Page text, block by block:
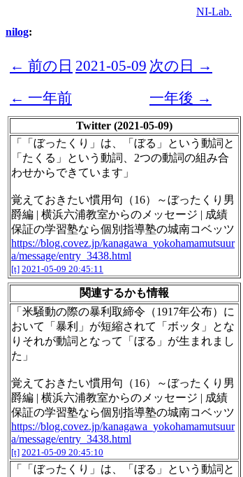
NI-Lab.
nilog:
← 前の日 2021-05-09 次の日 →
← 一年前
一年後 →
Twitter (2021-05-09)
「「ぼったくり」は、「ぼる」という動詞と
「たくる」という動詞、2つの動詞の組み合
わせからできています」
覚えておきたい慣用句（16）～ぼったくり男
爵編 | 横浜六浦教室からのメッセージ | 成績
保証の学習塾なら個別指導塾の城南コベッツ
https://blog.covez.jp/kanagawa_yokohamamutsuur
a/message/entry_3438.html
[t] 2021-05-09 20:45:11
関連するかも情報
「米騒動の際の暴利取締令（1917年公布）に
おいて「暴利」が短縮されて「ボッタ」とな
りそれが動詞となって「ぼる」が生まれまし
た」
覚えておきたい慣用句（16）～ぼったくり男
爵編 | 横浜六浦教室からのメッセージ | 成績
保証の学習塾なら個別指導塾の城南コベッツ
https://blog.covez.jp/kanagawa_yokohamamutsuur
a/message/entry_3438.html
[t] 2021-05-09 20:45:10
「「ぼったくり」は、「ぼる」という動詞と